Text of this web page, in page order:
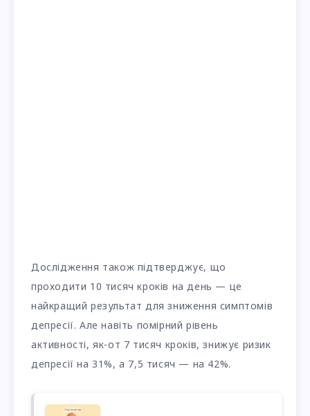
Дослідження також підтверджує, що
проходити 10 тисяч кроків на день — це
найкращий результат для зниження симптомів
депресії. Але навіть помірний рівень
активності, як-от 7 тисяч кроків, знижує ризик
депресії на 31%, а 7,5 тисяч — на 42%.